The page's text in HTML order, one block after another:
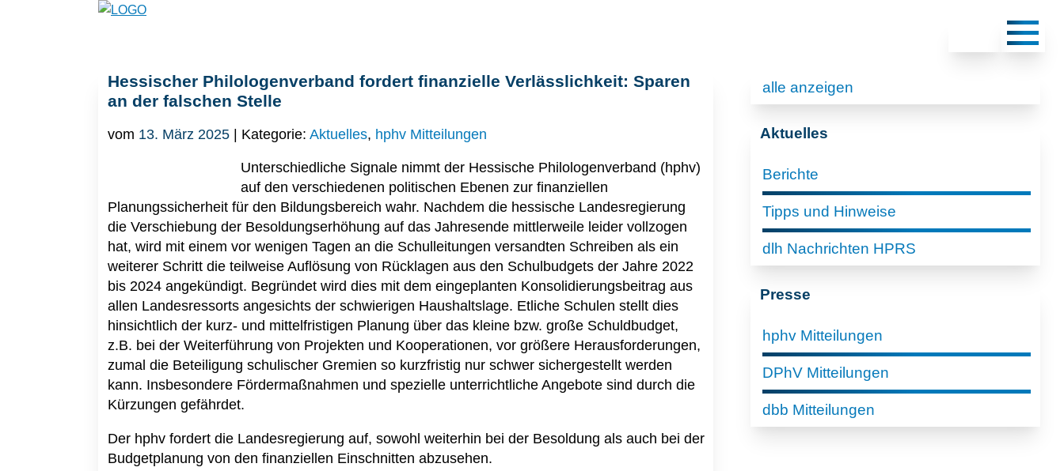
Hessischer Philologenverband fordert finanzielle Verlässlichkeit: Sparen
an der falschen Stelle
vom 13. März 2025 | Kategorie: Aktuelles, hphv Mitteilungen
Unterschiedliche Signale nimmt der Hessische Philologenverband (hphv)
auf den verschiedenen politischen Ebenen zur finanziellen
Planungssicherheit für den Bildungsbereich wahr. Nachdem die hessische Landesregierung
die Verschiebung der Besoldungserhöhung auf das Jahresende mittlerweile leider vollzogen
hat, wird mit einem vor wenigen Tagen an die Schulleitungen versandten Schreiben als ein
weiterer Schritt die teilweise Auflösung von Rücklagen aus den Schulbudgets der Jahre 2022
bis 2024 angekündigt. Begründet wird dies mit dem eingeplanten Konsolidierungsbeitrag aus
allen Landesressorts angesichts der schwierigen Haushaltslage. Etliche Schulen stellt dies
hinsichtlich der kurz- und mittelfristigen Planung über das kleine bzw. große Schuldbudget,
z.B. bei der Weiterführung von Projekten und Kooperationen, vor größere Herausforderungen,
zumal die Beteiligung schulischer Gremien so kurzfristig nur schwer sichergestellt werden
kann. Insbesondere Fördermaßnahmen und spezielle unterrichtliche Angebote sind durch die
Kürzungen gefährdet.
Der hphv fordert die Landesregierung auf, sowohl weiterhin bei der Besoldung als auch bei der
Budgetplanung von den finanziellen Einschnitten abzusehen.
alle anzeigen
Aktuelles
Berichte
Tipps und Hinweise
dlh Nachrichten HPRS
Presse
hphv Mitteilungen
DPhV Mitteilungen
dbb Mitteilungen